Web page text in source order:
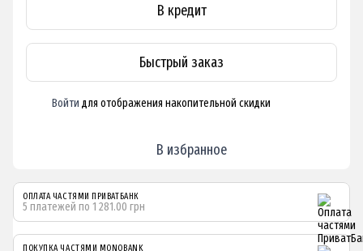
В кредит
Быстрый заказ
Войти для отображения накопительной скидки
В избранное
ОПЛАТА ЧАСТЯМИ ПРИВАТБАНК
5 платежей по 1 281.00 грн
ПОКУПКА ЧАСТЯМИ MONOBANK